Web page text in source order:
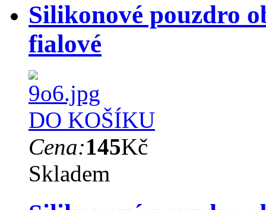
Silikonové pouzdro
fialové
DO KOŠÍKU
Cena:145Kč
Skladem